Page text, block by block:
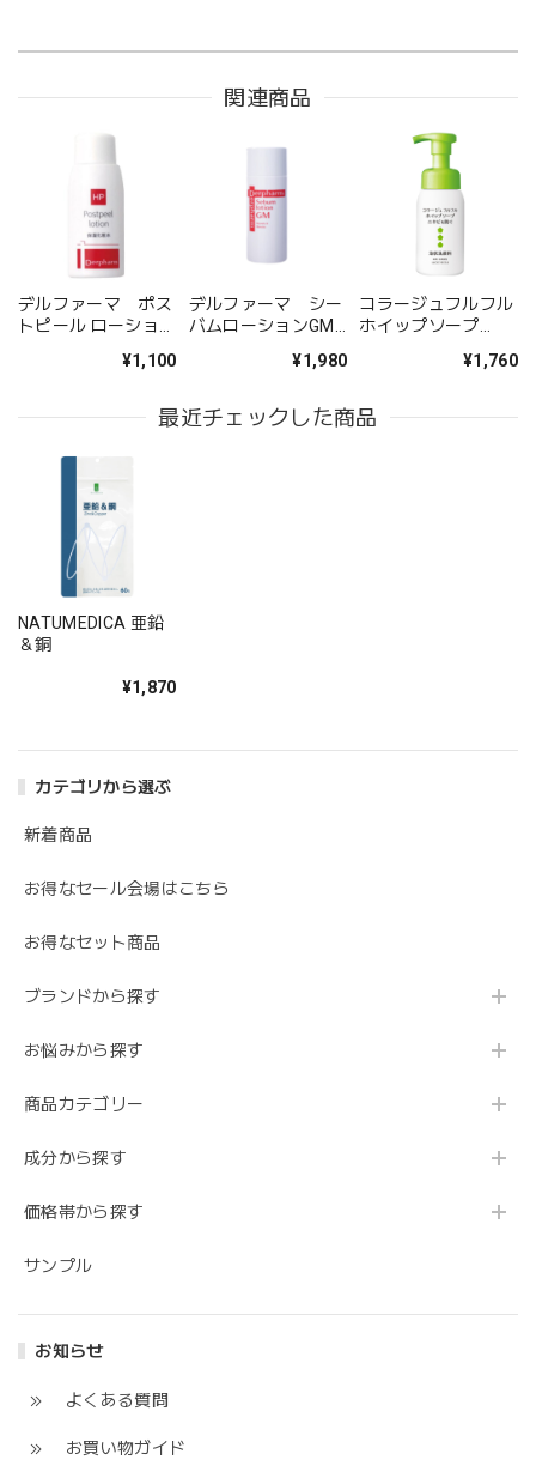
カテゴリから選ぶ
新着商品
お得なセール会場はこちら
お得なセット商品
ブランドから探す
お悩みから探す
商品カテゴリー
成分から探す
価格帯から探す
サンプル
お知らせ
よくある質問
お買い物ガイド
関連商品
デルファーマ ポス
トピール ローション
¥1,100
デルファーマ シー
バムローションGM
¥1,980
コラージュフルフル
ホイップソープ
¥1,760
最近チェックした商品
NATUMEDICA 亜鉛
＆銅
¥1,870